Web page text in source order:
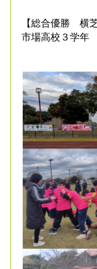
【総合優勝 横
市場高校３学